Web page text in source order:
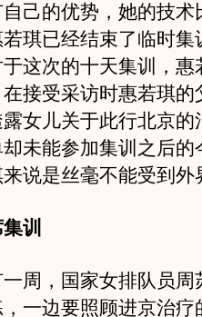
己的优势，她的技术
琪已经结束了临时集
这次的十天集训，惠
接受采访时惠若琪的
女儿关于此行北京的
未能参加集训之后的
说是丝毫不能受到外
训
，国家女排队员周
一边要照顾进京治疗